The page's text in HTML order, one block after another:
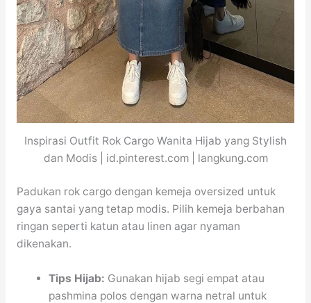
Inspirasi Outfit Rok Cargo Wanita Hijab yang Stylish
dan Modis | id.pinterest.com | langkung.com
Padukan rok cargo dengan kemeja oversized untuk
gaya santai yang tetap modis. Pilih kemeja berbahan
ringan seperti katun atau linen agar nyaman
dikenakan.
Tips Hijab: Gunakan hijab segi empat atau
pashmina polos dengan warna netral untuk